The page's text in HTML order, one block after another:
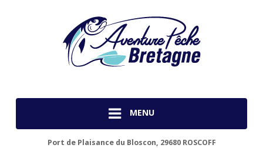
MENU
Port de Plaisance du Bloscon, 29680 ROSCOFF